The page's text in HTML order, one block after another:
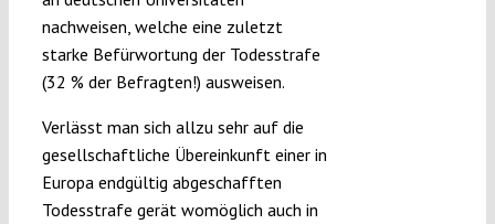
nachweisen, welche eine zuletzt
starke Befürwortung der Todesstrafe
(32 % der Befragten!) ausweisen.
Verlässt man sich allzu sehr auf die
gesellschaftliche Übereinkunft einer in
Europa endgültig abgeschafften
Todesstrafe gerät womöglich auch in